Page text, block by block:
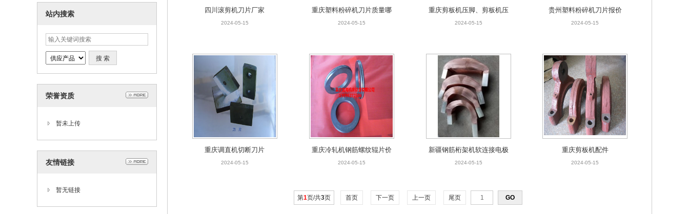
站内搜索
荣誉资质
暂未上传
友情链接
暂无链接
四川滚剪机刀片厂家
2024-05-15
重庆塑料粉碎机刀片质量哪
家好
2024-05-15
重庆剪板机压脚、剪板机压
料缸
2024-05-15
贵州塑料粉碎机刀片报价
2024-05-15
重庆调直机切断刀片
2024-05-15
重庆冷轧机钢筋螺纹辊片价
格
2024-05-15
新疆钢筋桁架机软连接电极
价格
2024-05-15
重庆剪板机配件
2024-05-15
第1页/共3页 首页 下一页 上一页 尾页